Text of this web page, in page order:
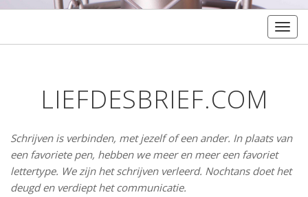
LIEFDESBRIEF.COM
Schrijven is verbinden, met jezelf of een ander. In plaats van
een favoriete pen, hebben we meer en meer een favoriet
lettertype. We zijn het schrijven verleerd. Nochtans doet het
deugd en verdiept het communicatie.